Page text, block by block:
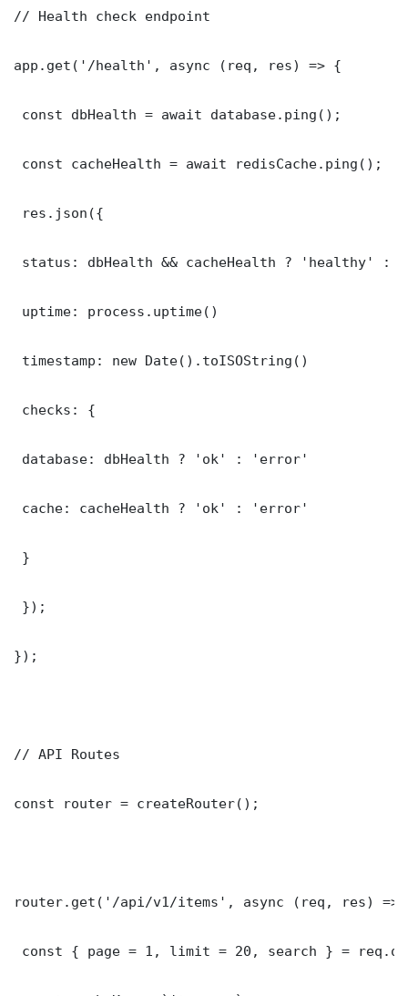
// Health check endpoint
app.get('/health', async (req, res) => {
const dbHealth = await database.ping();
const cacheHealth = await redisCache.ping();
res.json({
status: dbHealth && cacheHealth ? 'healthy' :
uptime: process.uptime()
timestamp: new Date().toISOString()
checks: {
database: dbHealth ? 'ok' : 'error'
cache: cacheHealth ? 'ok' : 'error'
}
});
});
// API Routes
const router = createRouter();
router.get('/api/v1/items', async (req, res) =>
const { page = 1, limit = 20, search } =